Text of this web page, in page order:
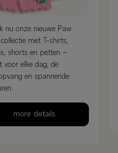
nu onze nieuwe Paw
met T-shirts,
shorts en petten –
voor elke dag, de
en spannende
more details